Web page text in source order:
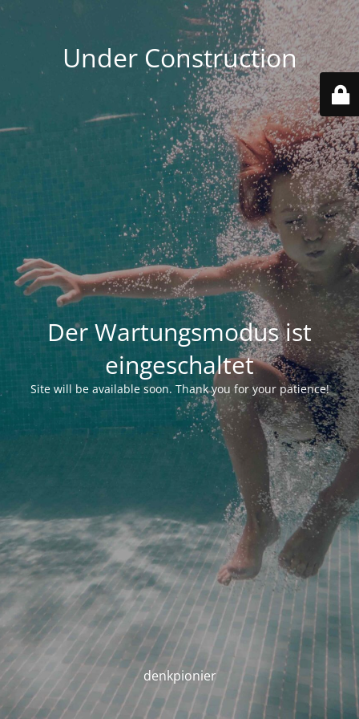
Under Construction
Der Wartungsmodus ist
eingeschaltet
Site will be available soon. Thank you for your patience!
denkpionier